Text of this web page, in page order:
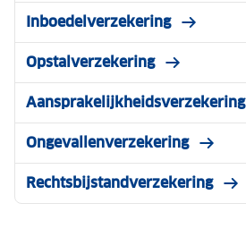
Inboedelverzekering
Opstalverzekering
Aansprakelijkheidsverzekering
Ongevallenverzekering
Rechtsbijstandverzekering